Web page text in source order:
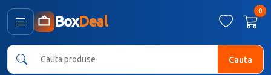
BoxDeal
0
Cauta